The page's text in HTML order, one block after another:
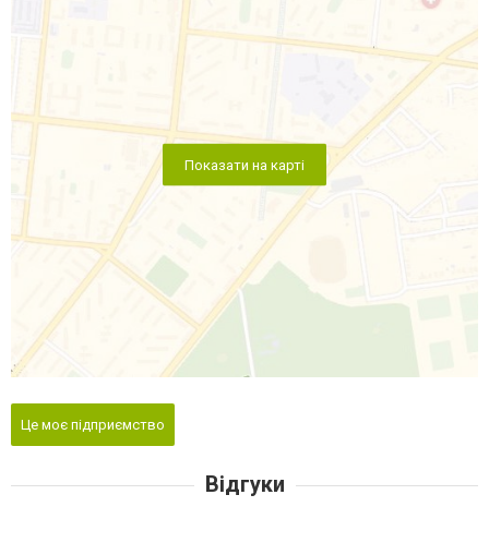
Показати на карті
Це моє підприємство
Відгуки